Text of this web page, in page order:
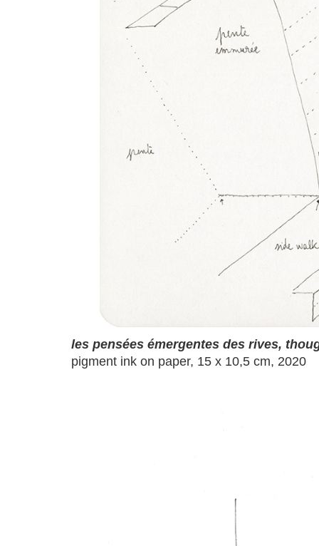
les pensées émergentes des rives,
pigment ink on paper, 15 x 10,5 cm, 2020